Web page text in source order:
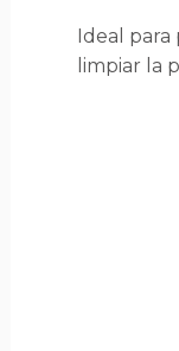
Ideal para
limpiar la